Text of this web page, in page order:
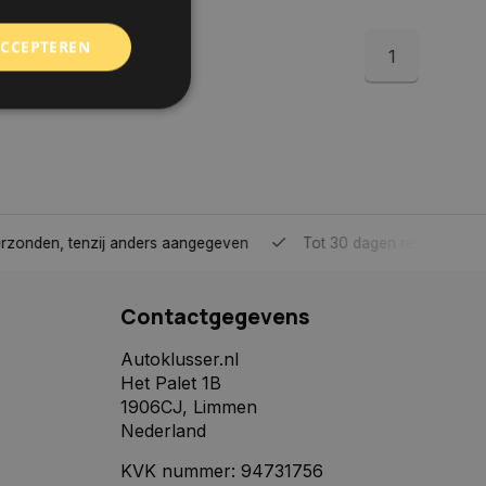
1
anders aangegeven Tot 30 dagen retour sturen.
Contactgegevens
Autoklusser.nl
Het Palet 1B
1906CJ, Limmen
Nederland
KVK nummer: 94731756
en
ervoor
selecties
pagina. Het slaat
te